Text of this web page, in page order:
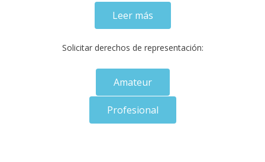
Leer más
Solicitar derechos de representación:
Amateur
Profesional